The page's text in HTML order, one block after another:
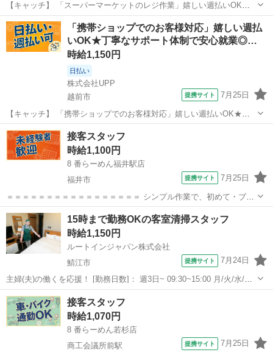
【キャッチ】 「スーパーマーケットのレジ作業」嬉しい週払いOK★
お仕事探しから就業後まで徹底サポート！20代/30代/40代中心に活躍
中◎好環境でお仕事したい方にもおススメ◎ 【コメント】 週払い制度
完備！ 履歴書も来社も...
福井 坂井市 その他
「携帯ショップでのお客様対応」嬉しい週払
いOK★丁寧なサポート体制で安心就業◎…
時給1,150円
日払い
株式会社UPP
越前市
提携サイト 7月25日
【キャッチ】 「携帯ショップでのお客様対応」嬉しい週払いOK★丁
寧なサポート体制で安心就業◎様々な年代のスタッフさんが活躍中！
働きやすい環境で安定してお仕事できます♪ 【コメント】 豊富なお仕
事数であなたにぴったりのお仕事...
福井 越前市 その他
接客スタッフ
時給1,100円
8 番らーめん福井駅店
福井市
提携サイト 7月25日
＝＝＝＝＝＝＝＝＝＝＝＝＝＝＝＝＝ シンプル作業で、初めて・ブラ
ンクのある方も安心！ 1日3h～好きな時間でＯＫ!! シフトは希望制
で、プライベートとの調整も！ 学校や家庭優先でＯＫ◎扶養内勤務も
ＯＫです！ ＝＝＝＝＝＝＝...
福井 福井市 その他
15時まで勤務OKの客室清掃スタッフ
時給1,150円
ルートインジャパン株式会社
鯖江市
提携サイト 7月24日
主婦(夫)の働くを応援！ [勤務日数]： 週3日~ 09:30~15:00 月/火/水/木/
金/土/日 などから選べます [勤務地・最寄駅]： 福井県鯖江市下河端町
14-1-1 ホテルルートイン鯖江 [職種名]：客室...
福井 鯖江市 ホテル
接客スタッフ
時給1,070円
8 番らーめん若杉店
商工会議所前駅
提携サイト 7月25日